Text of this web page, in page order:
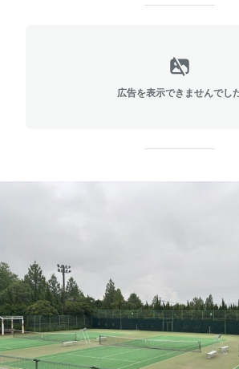
広告を表示できませんでし